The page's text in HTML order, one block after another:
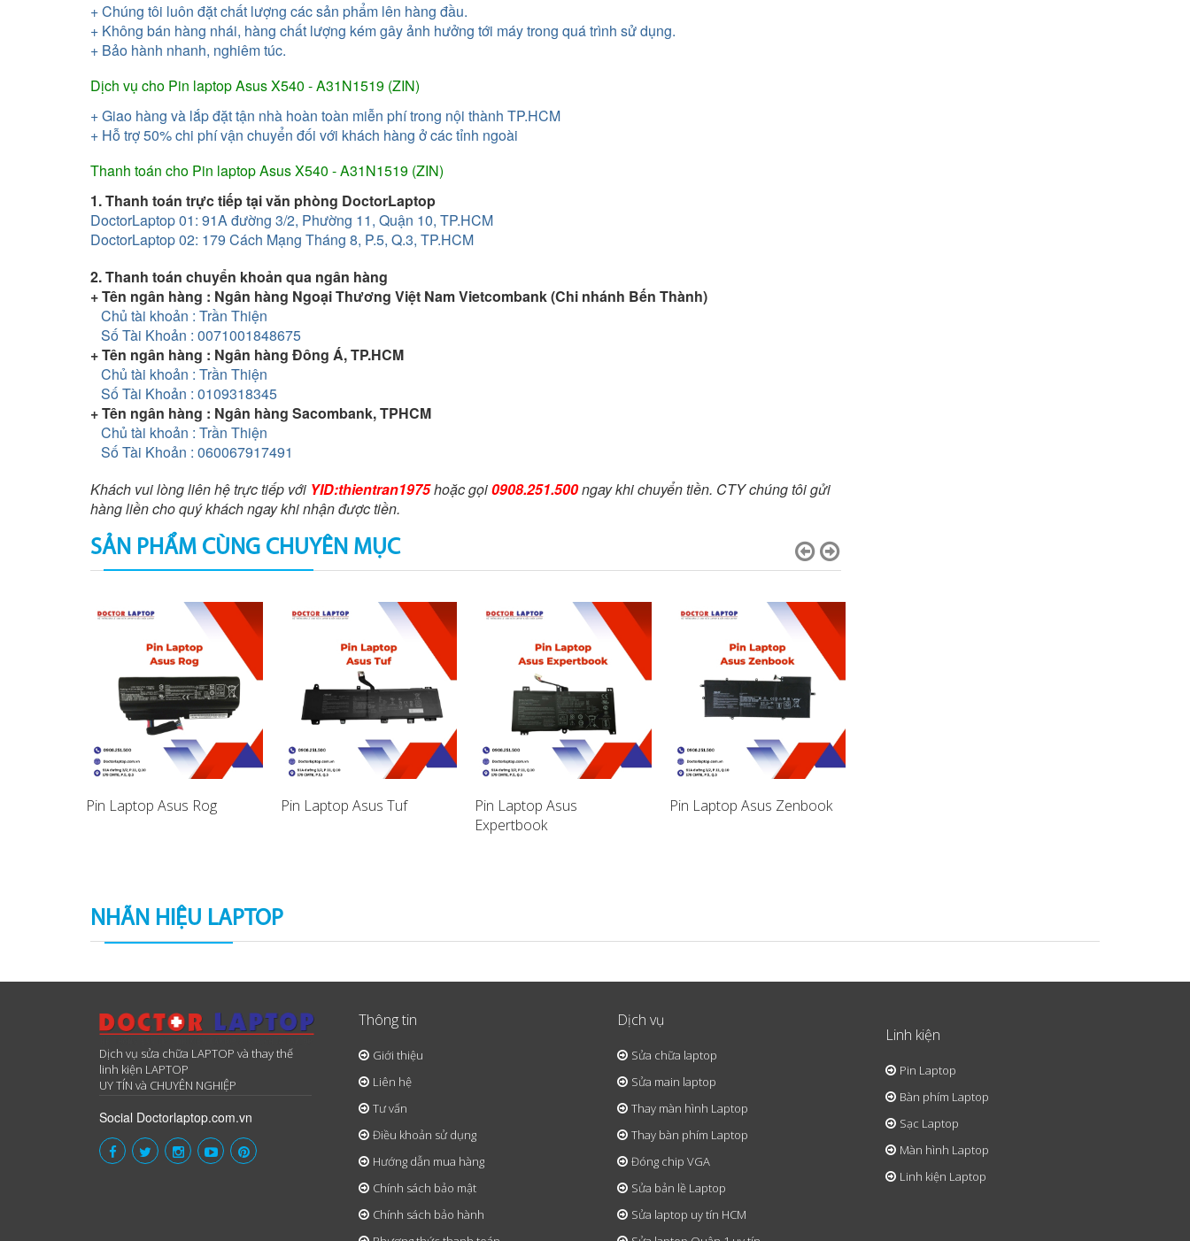
+ Chúng tôi luôn đặt chất lượng các sản phẩm lên hàng đầu.
+ Không bán hàng nhái, hàng chất lượng kém gây ảnh hưởng tới máy trong quá trình sử dụng.
+ Bảo hành nhanh, nghiêm túc.
Dịch vụ cho Pin laptop Asus X540 - A31N1519 (ZIN)
+ Giao hàng và lắp đặt tận nhà hoàn toàn miễn phí trong nội thành TP.HCM
+ Hỗ trợ 50% chi phí vận chuyển đối với khách hàng ở các tỉnh ngoài
Thanh toán cho Pin laptop Asus X540 - A31N1519 (ZIN)
1. Thanh toán trực tiếp tại văn phòng DoctorLaptop
DoctorLaptop 01: 91A đường 3/2, Phường 11, Quận 10, TP.HCM
DoctorLaptop 02: 179 Cách Mạng Tháng 8, P.5, Q.3, TP.HCM
2. Thanh toán chuyển khoản qua ngân hàng
+ Tên ngân hàng : Ngân hàng Ngoại Thương Việt Nam Vietcombank (Chi nhánh Bến Thành)
Chủ tài khoản : Trần Thiện
Số Tài Khoản : 0071001848675
+ Tên ngân hàng : Ngân hàng Đông Á, TP.HCM
Chủ tài khoản : Trần Thiện
Số Tài Khoản : 0109318345
+ Tên ngân hàng : Ngân hàng Sacombank, TPHCM
Chủ tài khoản : Trần Thiện
Số Tài Khoản : 060067917491
Khách vui lòng liên hệ trực tiếp với YID:thientran1975hoặc gọi0908.251.500ngay khi chuyển tiền. CTY chúng tôi gửi
hàng liền cho quý khách ngay khi nhận được tiền.
SẢN PHẨM CÙNG CHUYÊN MỤC
Pin Laptop Asus Rog Pin Laptop Asus Tuf
Pin Laptop Asus
Expertbook
Pin Laptop Asus Zenbook
NHÃN HIỆU LAPTOP
Dịch vụ sửa chữa LAPTOP và thay thế
linh kiện LAPTOP
UY TÍN và CHUYÊN NGHIỆP
Social Doctorlaptop.com.vn
Thông tin
Giới thiệu
Liên hệ
Tư vấn
Điều khoản sử dụng
Hướng dẫn mua hàng
Chính sách bảo mật
Chính sách bảo hành
Dịch vụ
Sửa chữa laptop
Sửa main laptop
Thay màn hình Laptop
Thay bàn phím Laptop
Đóng chip VGA
Sửa bản lề Laptop
Sửa laptop uy tín HCM
Linh kiện
Pin Laptop
Bàn phím Laptop
Sạc Laptop
Màn hình Laptop
Linh kiện Laptop